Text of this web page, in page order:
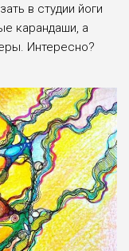
в студии йоги
карандаши, а
Интересно?